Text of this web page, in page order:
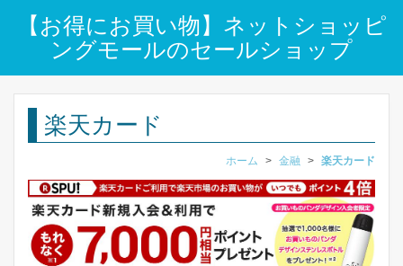
【お得にお買い物】ネットショッピ
ングモールのセールショップ
楽天カード
ホーム > 金融 > 楽天カード